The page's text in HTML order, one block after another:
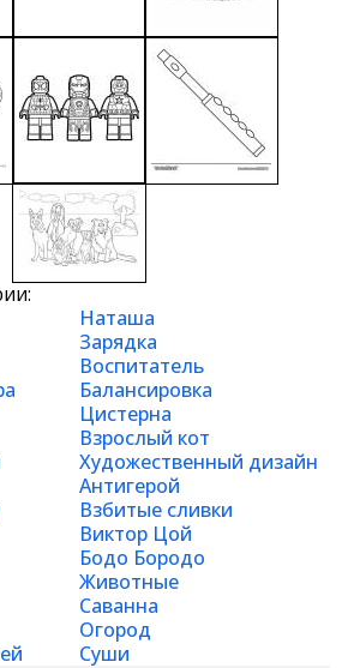
Наташа
Зарядка
Воспитатель
Балансировка
Цистерна
Взрослый кот
Художественный дизайн
Антигерой
Взбитые сливки
Виктор Цой
Бодо Бородо
Животные
Саванна
Огород
Суши